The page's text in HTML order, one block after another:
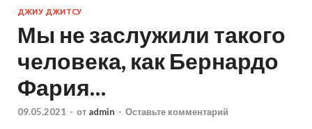
ДЖИУ ДЖИТСУ
Мы не заслужили такого
человека, как Бернардо
Фария…
09.05.2021 - от admin - Оставьте комментарий